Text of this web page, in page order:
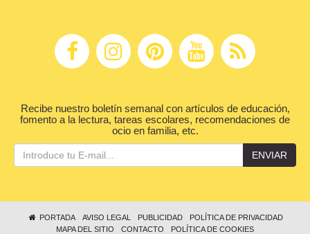
Recibe nuestro boletín semanal con artículos de educación,
fomento a la lectura, tareas escolares, recomendaciones de
ocio en familia, etc.
ENVIAR
PORTADA AVISO LEGAL PUBLICIDAD
POLÍTICA DE PRIVACIDAD
MAPA DEL SITIO
CONTACTO POLÍTICA DE COOKIES